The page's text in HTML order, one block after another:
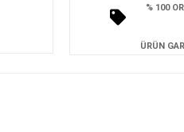
% 100
ÜRÜN